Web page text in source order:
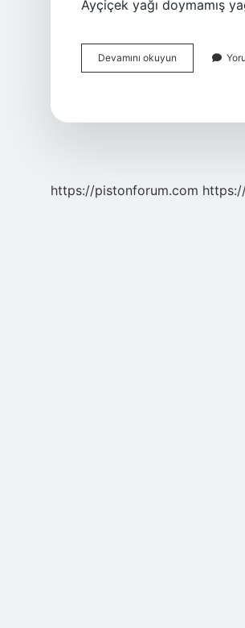
Ayçiçek yağı doymamış
Devamını okuyun
Yağı
https://pistonforum.com